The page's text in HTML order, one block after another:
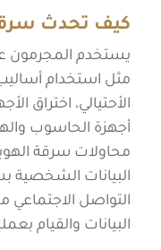
كيف تحدث
يستخدم المجرمون
مثل استخدام
الأحتيالي، اختراق
أجهزة الحاسوب
محاولات سرقة
البيانات الشخصية
التواصل
البيانات والقيام